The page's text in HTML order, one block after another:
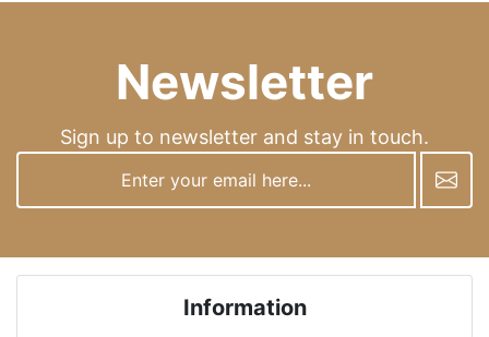
Newsletter
Sign up to newsletter and stay in touch.
Information